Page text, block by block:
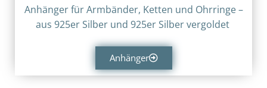
Anhänger für Armbänder, Ketten und Ohrringe –
aus 925er Silber und 925er Silber vergoldet
Anhänger